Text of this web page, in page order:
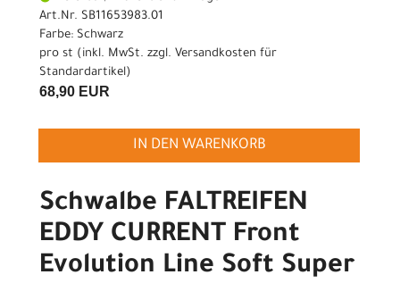
Art.Nr. SB11653983.01
Farbe: Schwarz
pro st (inkl. MwSt. zzgl. Versandkosten für
Standardartikel)
68,90 EUR
IN DEN WARENKORB
Schwalbe FALTREIFEN
EDDY CURRENT Front
Evolution Line Soft Super